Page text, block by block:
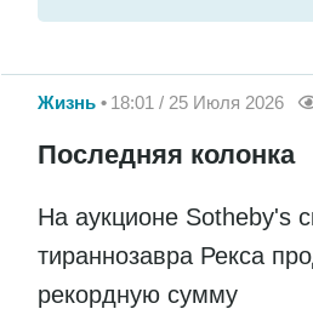
Жизнь 18:01 / 25 Июля 2026
Последняя колонка
На аукционе Sotheby's
тираннозавра Рекса
рекордную сумму